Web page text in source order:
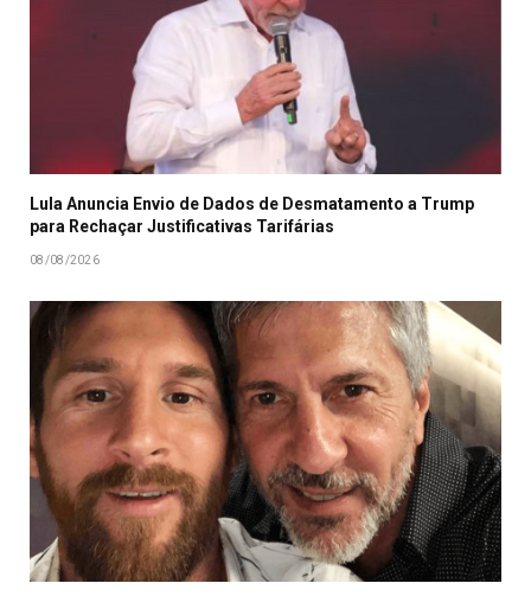
Lula Anuncia Envio de Dados de Desmatamento a Trump
para Rechaçar Justificativas Tarifárias
08/08/2026